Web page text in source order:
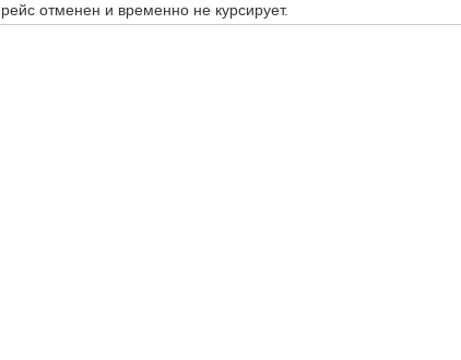
отменен и временно не курсирует.